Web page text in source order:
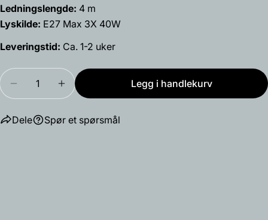
Ledningslengde: 4 m
Lyskilde: E27 Max 3X 40W
Leveringstid: Ca. 1-2 uker
Mengde
Reduser antallet for VL Ring Crown 3 pendel
Øk antallet for VL Ring Crown 3 pendel
Legg i handlekurv
Dele Spør et spørsmål